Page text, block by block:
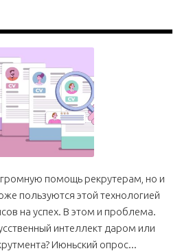
помощь рекрутерам, но и
пользуются этой технологией
на успех. В этом и проблема.
интеллект даром или
Июньский опрос...